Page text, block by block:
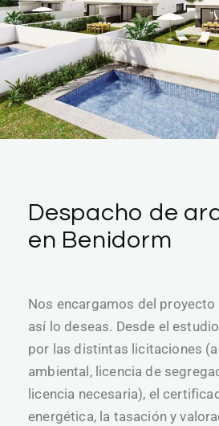
Despacho de
en Benidorm
Nos encargamos del
así lo deseas. Desde el
por las distintas licitaciones
ambiental, licencia de
licencia necesaria), el
energética, la tasación y